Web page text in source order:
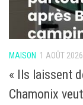
MAISON 1 AOÛT 2026
« Ils laissent
Chamonix